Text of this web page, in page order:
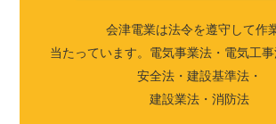
会津電業は法令を遵守して作
当たっています。 電気事業法・電気工
安全法・建設基準法・
建設業法・消防法